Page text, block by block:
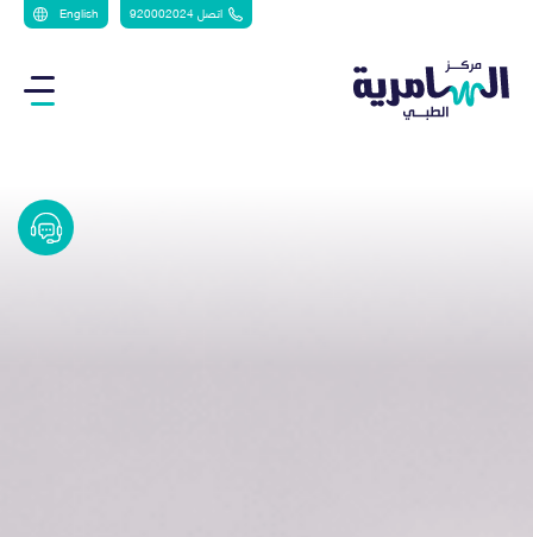
اتصل 920002024 English